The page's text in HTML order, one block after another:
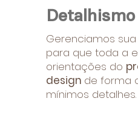
Detalhismo
Gerenciamos
para que toda a
orientações do
design de forma
mínimos detalhes.